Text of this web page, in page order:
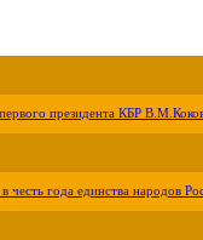
президента КБР
честь года единства народов